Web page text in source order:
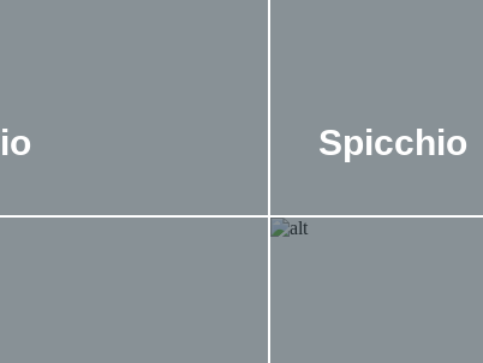
Spicchio